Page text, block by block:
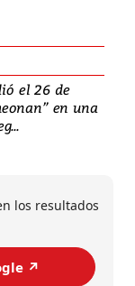
el 26 de
en una
los resultados
↗️